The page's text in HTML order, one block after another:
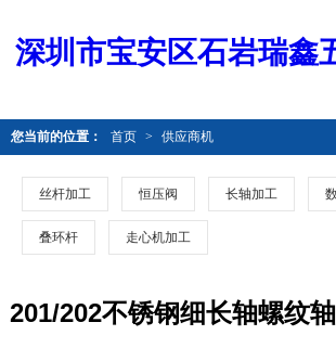
深圳市宝安区石岩瑞鑫
您当前的位置： 首页 > 供应商机
丝杆加工 恒压阀 长轴加工
叠环杆 走心机加工